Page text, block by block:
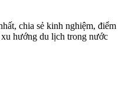
chia sẻ kinh nghiệm, điểm
hướng du lịch trong nước